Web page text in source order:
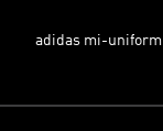
adidas mi-uniform